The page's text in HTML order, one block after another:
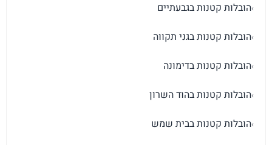
›הובלות קטנות בגבעתיים
›הובלות קטנות בגני תקווה
›הובלות קטנות בדימונה
›הובלות קטנות בהוד השרון
›הובלות קטנות בבית שמש